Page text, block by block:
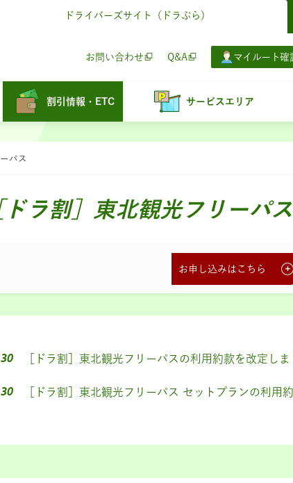
ドライバーズサイト （ドラぷら）
お問い合わせ Q&A マイルート確
割引情報・ETC サービスエリア
道トクふりーぱす セットプラ
北関東周遊フリーパス
千葉ぐるっとパス
栃木県周遊セットプラン
通常プランのお申し込み
東北6県周遊プラン
北東北周遊プラン
首都圏発着 東北6県周遊プラン
首都圏発着 南東北周遊プラン
通常プランのお申し込み
周遊プラン（2日間）
新潟・北信濃・会津周遊プラン（3日間）
セットプランのお申し込み方法はこちらから
パス
ドラ割］東北観光フリーパス
お申し込みはこちら
［ドラ割］東北観光フリーパスの利用約款を改定し
［ドラ割］東北観光フリーパス セットプランの利用